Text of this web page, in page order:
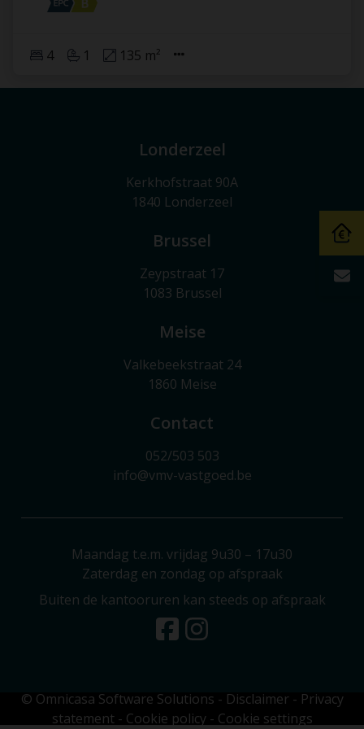
4 1 135 m²
Londerzeel
Kerkhofstraat 90A
1840 Londerzeel
Brussel
Zeypstraat 17
1083 Brussel
Meise
Valkebeekstraat 24
1860 Meise
Contact
052/503 503
info@vmv-vastgoed.be
Maandag t.e.m. vrijdag 9u30 – 17u30
Zaterdag en zondag op afspraak
Buiten de kantooruren kan steeds op afspraak
© Omnicasa Software Solutions - Disclaimer - Privacy
statement- Cookie policy- Cookie settings